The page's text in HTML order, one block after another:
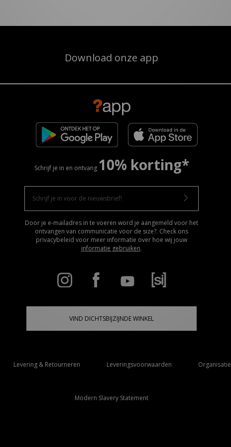
Download onze app
Schrijf je in en ontvang 10% korting*
Door je e-mailadres in te voeren word je aangemeld voor het
ontvangen van communicatie voor de size?. Check ons
privacybeleid voor meer informatie over hoe wij jouw
informatie gebruiken.
VIND DICHTSBIJZIJNDE WINKEL
Levering & Retourneren Leveringsvoorwaarden Organisatie
Modern Slavery Statement